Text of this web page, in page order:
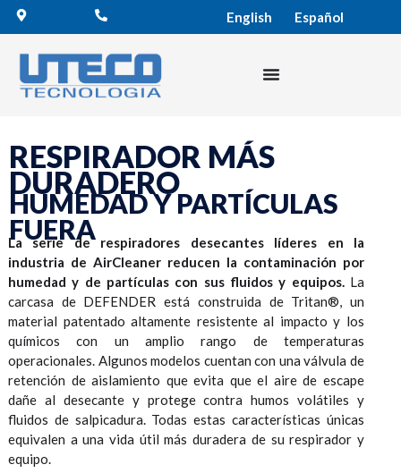
English Español
RESPIRADOR MÁS
DURADERO
HUMEDAD Y PARTÍCULAS
FUERA
La serie de respiradores desecantes líderes en la
industria de AirCleaner reducen la contaminación por
humedad y de partículas con sus fluidos y equipos.La
carcasa de DEFENDER está construida de Tritan®, un
material patentado altamente resistente al impacto y los
químicos con un amplio rango de temperaturas
operacionales. Algunos modelos cuentan con una válvula de
retención de aislamiento que evita que el aire de escape
dañe al desecante y protege contra humos volátiles y
fluidos de salpicadura. Todas estas características únicas
equivalen a una vida útil más duradera de su respirador y
equipo.